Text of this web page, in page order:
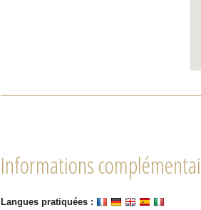
Informations
Langues pratiquées :